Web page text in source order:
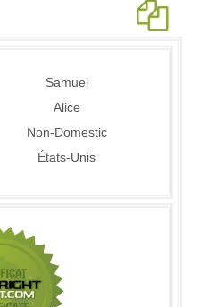
Samuel
Alice
Non-Domestic
États-Unis